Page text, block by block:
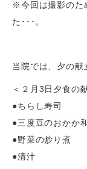
※今回は撮影のた
た･･･。
当院では、夕の献
＜２月3日夕食の
●ちらし寿司
●三度豆のおかか
●野菜の炒り煮
●清汁